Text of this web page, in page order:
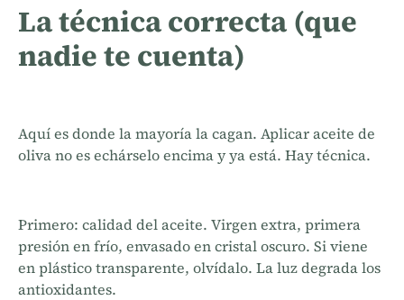
La técnica correcta (que
nadie te cuenta)
Aquí es donde la mayoría la cagan. Aplicar aceite de
oliva no es echárselo encima y ya está. Hay técnica.
Primero: calidad del aceite. Virgen extra, primera
presión en frío, envasado en cristal oscuro. Si viene
en plástico transparente, olvídalo. La luz degrada los
antioxidantes.